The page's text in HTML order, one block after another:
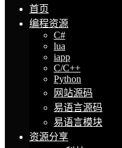
首页
编程资源
C#
lua
iapp
C/C++
Python
网站源码
易语言源码
易语言模块
资源分享